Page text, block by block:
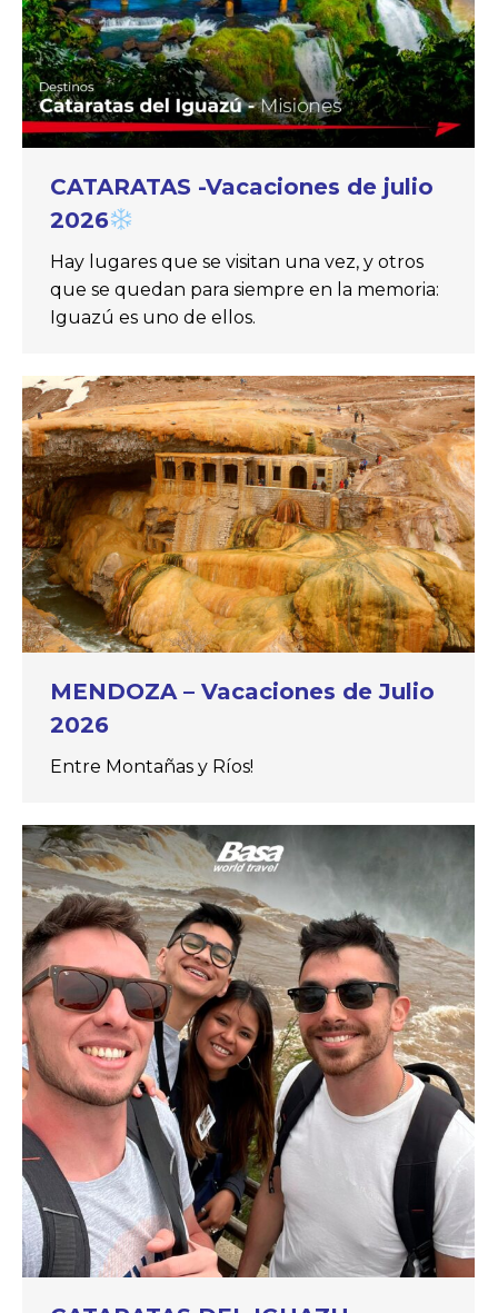
CATARATAS -Vacaciones de julio
2026
Hay lugares que se visitan una vez, y otros
que se quedan para siempre en la memoria:
Iguazú es uno de ellos.
MENDOZA – Vacaciones de Julio
2026
Entre Montañas y Ríos!